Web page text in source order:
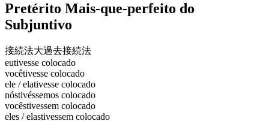
Pretérito Mais-que-perfeito do
Subjuntivo
接続法大過去接続法
eutivesse colocado
vocêtivesse colocado
ele / elativesse colocado
nóstivéssemos colocado
vocêstivessem colocado
eles / elastivessem colocado